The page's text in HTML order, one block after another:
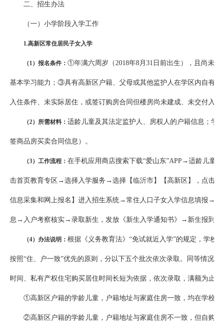
二、招生办法
（一）小学阶段入学工作
1.高新区常住居民子女入学
（1）报名条件： ①年满六周岁（2018年8月31日前出生），且尚
基本学习能力；③具有高新区户籍、父母或其他监护人在学区内自有
入住条件、未实际居住，或签订购房合同但楼房尚未建成、未交付入
（2）所需材料： 适龄儿童及其法定监护人、房权人的户籍信息；
签商品房买卖合同信息）。
（3）工作流程： 在手机应用商店搜索下载“爱山东”APP→适龄儿
击首页教育专区→选择入学服务→选择【临沂市】【高新区】，点击
信息采集和网上报名】进入招生系统→常住人口子女入学信息填报→
息→入户考察核实→录取新生，发放《新生入学通知书》→新生报到
（4）办法说明： 根据《义务教育法》“免试就近入学”的规定，学
按照“住、户一致”优先的原则，分以下五个批次依次录取。同等情况
时间、私有产权住宅购买居住时间长短为依据，依次录取，满额为止
①高新区户籍的学龄儿童，户籍地址与家庭住房一致，均在学校
②高新区户籍的学龄儿童，户籍地址与家庭住房不一致，但自购